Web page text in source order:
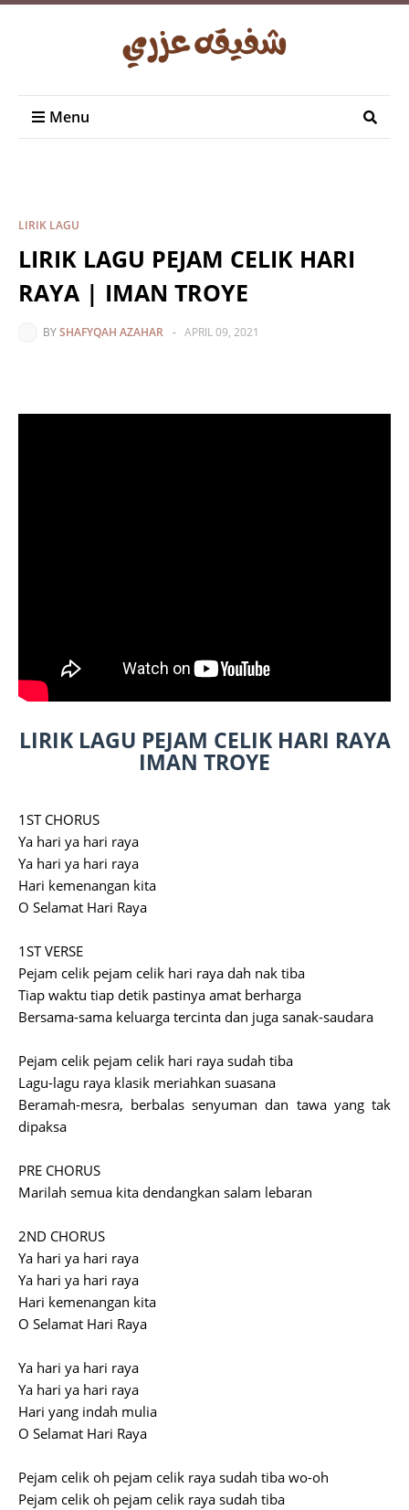
Menu
LIRIK LAGU
LIRIK LAGU PEJAM CELIK HARI
RAYA | IMAN TROYE
BYSHAFYQAH AZAHAR - APRIL 09, 2021
LIRIK LAGU PEJAM CELIK HARI RAYA
IMAN TROYE
1ST CHORUS
Ya hari ya hari raya
Ya hari ya hari raya
Hari kemenangan kita
O Selamat Hari Raya
1ST VERSE
Pejam celik pejam celik hari raya dah nak tiba
Tiap waktu tiap detik pastinya amat berharga
Bersama-sama keluarga tercinta dan juga sanak-saudara
Pejam celik pejam celik hari raya sudah tiba
Lagu-lagu raya klasik meriahkan suasana
Beramah-mesra, berbalas senyuman dan tawa yang tak
dipaksa
PRE CHORUS
Marilah semua kita dendangkan salam lebaran
2ND CHORUS
Ya hari ya hari raya
Ya hari ya hari raya
Hari kemenangan kita
O Selamat Hari Raya
Ya hari ya hari raya
Ya hari ya hari raya
Hari yang indah mulia
O Selamat Hari Raya
Pejam celik oh pejam celik raya sudah tiba wo-oh
Pejam celik oh pejam celik raya sudah tiba